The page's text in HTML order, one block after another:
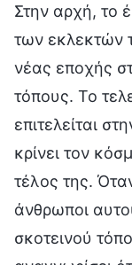
Στην αρχή, το
των εκλεκτών
νέας εποχής
τόπους. Το
επιτελείται
κρίνει τον
τέλος της.
άνθρωποι
σκοτεινού